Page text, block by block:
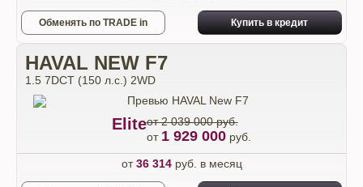
Обменять по TRADE in Купить в кредит
HAVAL NEW F7
1.5 7DCT (150 л.с.) 2WD
Eliteот 2 039 000 руб.
от 1 929 000руб.
от36 314руб. в месяц